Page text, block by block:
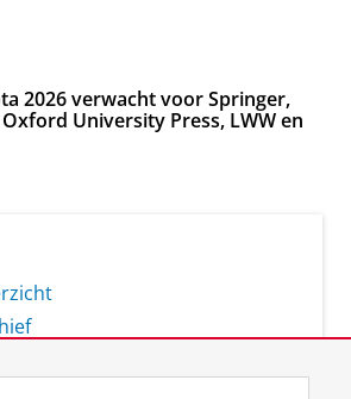
2026 verwacht voor Springer,
University Press, LWW en